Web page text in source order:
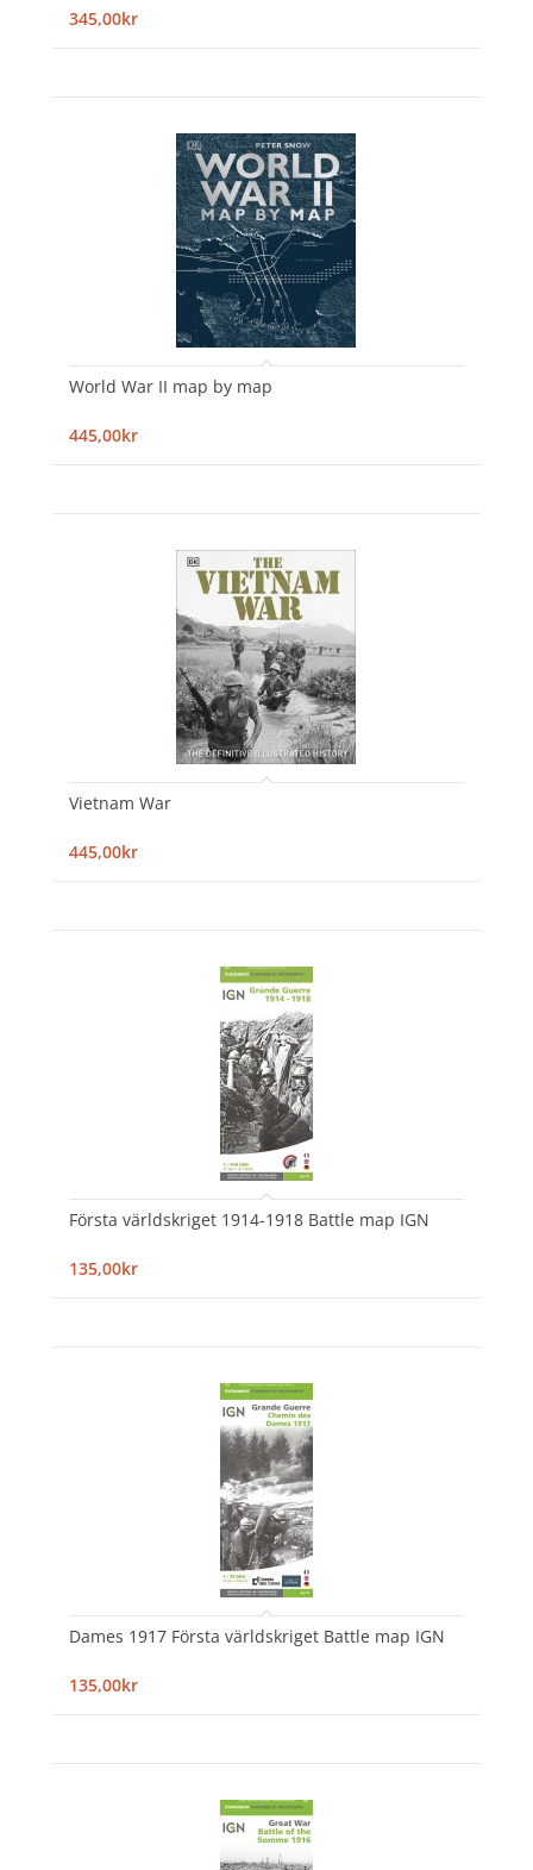
345,00kr
World War II map by map
445,00kr
Vietnam War
445,00kr
Första världskriget 1914-1918 Battle map IGN
135,00kr
Dames 1917 Första världskriget Battle map IGN
135,00kr